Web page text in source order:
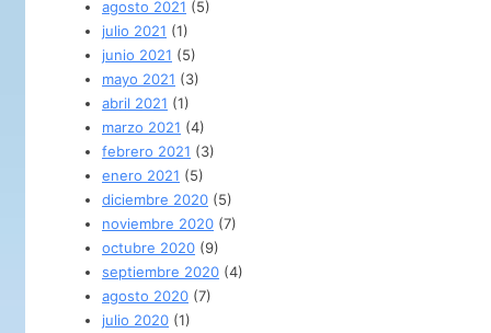
agosto 2021 (5)
julio 2021 (1)
junio 2021 (5)
mayo 2021 (3)
abril 2021 (1)
marzo 2021 (4)
febrero 2021 (3)
enero 2021 (5)
diciembre 2020 (5)
noviembre 2020 (7)
octubre 2020 (9)
septiembre 2020 (4)
agosto 2020 (7)
julio 2020 (1)